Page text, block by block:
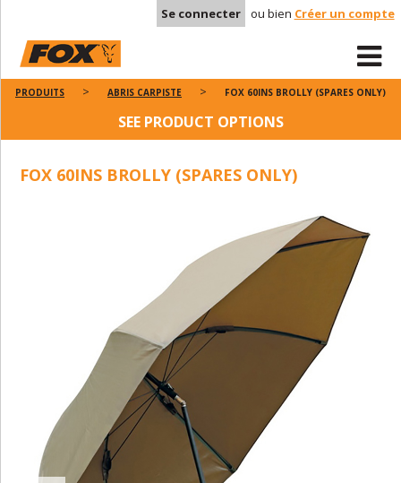
Se connecter ou bien Créer un compte
PRODUITS ABRIS CARPISTE FOX 60INS BROLLY (SPARES ONLY)
SEE PRODUCT OPTIONS
FOX 60INS BROLLY (SPARES ONLY)